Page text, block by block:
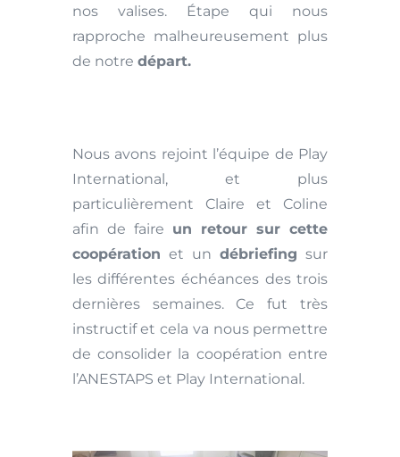
nos valises. Étape qui nous
rapproche malheureusement plus
de notre départ.
Nous avons rejoint l’équipe de Play
International, et plus
particulièrement Claire et Coline
afin de faire un retour sur cette
coopération et undébriefing sur
les différentes échéances des trois
dernières semaines. Ce fut très
instructif et cela va nous permettre
de consolider la coopération entre
l’ANESTAPS et Play International.